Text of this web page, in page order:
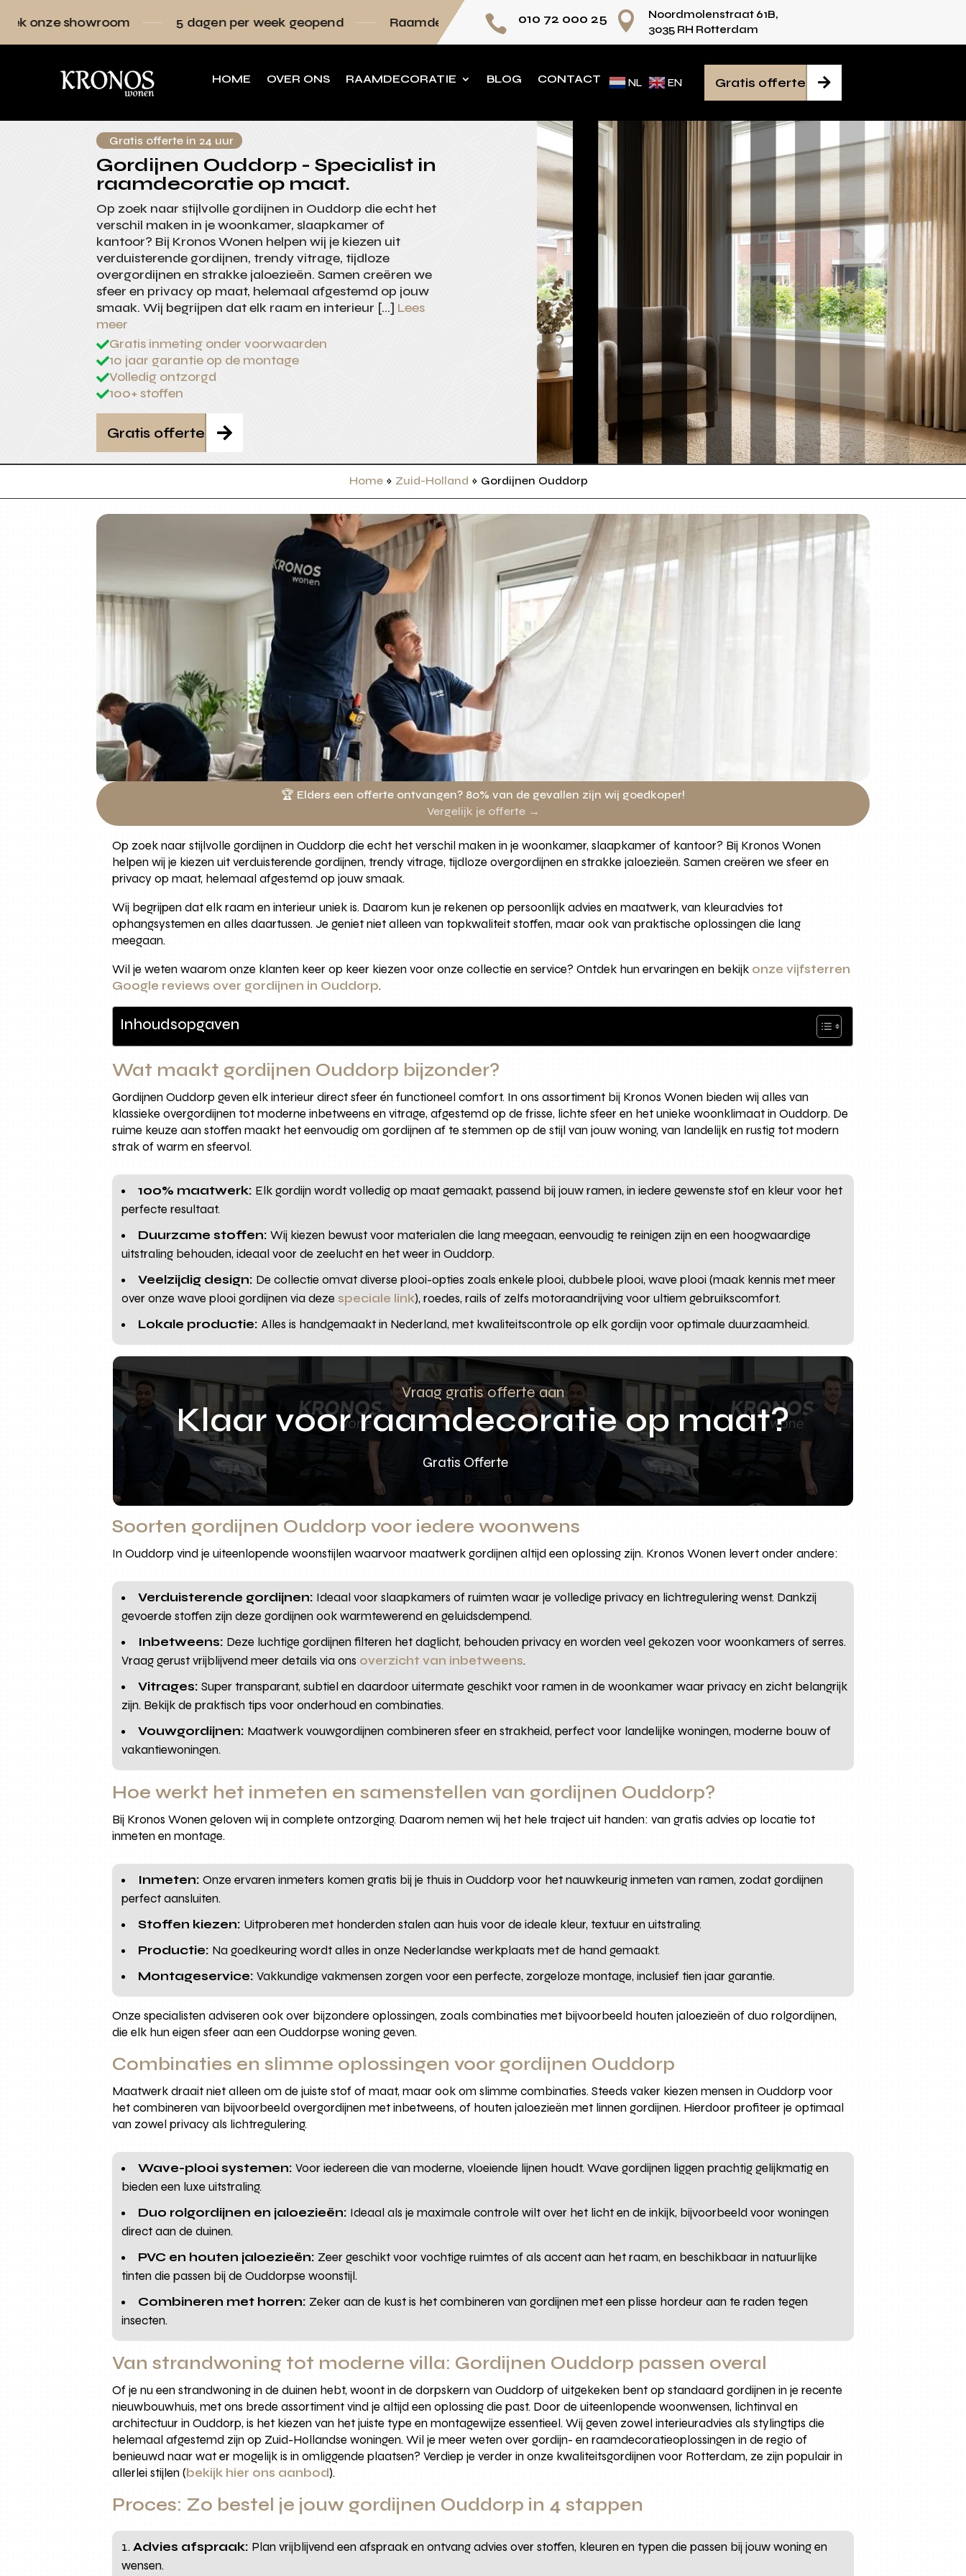
5 dagen per week geopend Raamdecoratie volledig op maat Persoonlijk advies voor iedere ruimte
 010 72 000 25 
Noordmolenstraat 61B,
3035 RH Rotterdam
HOME OVER ONS RAAMDECORATIE BLOG CONTACT NL EN 
Gratis offerte
Gratis offerte in 24 uur
Gordijnen Ouddorp - Specialist in
raamdecoratie op maat.
Op zoek naar stijlvolle gordijnen in Ouddorp die echt het
verschil maken in je woonkamer, slaapkamer of
kantoor? Bij Kronos Wonen helpen wij je kiezen uit
verduisterende gordijnen, trendy vitrage, tijdloze
overgordijnen en strakke jaloezieën. Samen creëren we
sfeer en privacy op maat, helemaal afgestemd op jouw
smaak. Wij begrijpen dat elk raam en interieur […] Lees
meer
Gratis inmeting onder voorwaarden
10 jaar garantie op de montage
Volledig ontzorgd
100+ stoffen

Gratis offerte
Home » Zuid-Holland » Gordijnen Ouddorp
🏆 Elders een offerte ontvangen? 80% van de gevallen zijn wij goedkoper!
Vergelijk je offerte →
Op zoek naar stijlvolle gordijnen in Ouddorp die echt het verschil maken in je woonkamer, slaapkamer of kantoor? Bij Kronos Wonen
helpen wij je kiezen uit verduisterende gordijnen, trendy vitrage, tijdloze overgordijnen en strakke jaloezieën. Samen creëren we sfeer en
privacy op maat, helemaal afgestemd op jouw smaak.
Wij begrijpen dat elk raam en interieur uniek is. Daarom kun je rekenen op persoonlijk advies en maatwerk, van kleuradvies tot
ophangsystemen en alles daartussen. Je geniet niet alleen van topkwaliteit stoffen, maar ook van praktische oplossingen die lang
meegaan.
Wil je weten waarom onze klanten keer op keer kiezen voor onze collectie en service? Ontdek hun ervaringen en bekijk onze vijfsterren
Google reviews over gordijnen in Ouddorp.
Inhoudsopgaven
Wat maakt gordijnen Ouddorp bijzonder?
Gordijnen Ouddorp geven elk interieur direct sfeer én functioneel comfort. In ons assortiment bij Kronos Wonen bieden wij alles van
klassieke overgordijnen tot moderne inbetweens en vitrage, afgestemd op de frisse, lichte sfeer en het unieke woonklimaat in Ouddorp. De
ruime keuze aan stoffen maakt het eenvoudig om gordijnen af te stemmen op de stijl van jouw woning, van landelijk en rustig tot modern
strak of warm en sfeervol.
100% maatwerk: Elk gordijn wordt volledig op maat gemaakt, passend bij jouw ramen, in iedere gewenste stof en kleur voor het
perfecte resultaat.
Duurzame stoffen: Wij kiezen bewust voor materialen die lang meegaan, eenvoudig te reinigen zijn en een hoogwaardige
uitstraling behouden, ideaal voor de zeelucht en het weer in Ouddorp.
Veelzijdig design: De collectie omvat diverse plooi-opties zoals enkele plooi, dubbele plooi, wave plooi (maak kennis met meer
over onze wave plooi gordijnen via dezespeciale link), roedes, rails of zelfs motoraandrijving voor ultiem gebruikscomfort.
Lokale productie: Alles is handgemaakt in Nederland, met kwaliteitscontrole op elk gordijn voor optimale duurzaamheid.
Vraag gratis offerte aan
Klaar voor raamdecoratie op maat?
Gratis Offerte
Soorten gordijnen Ouddorp voor iedere woonwens
In Ouddorp vind je uiteenlopende woonstijlen waarvoor maatwerk gordijnen altijd een oplossing zijn. Kronos Wonen levert onder andere:
Verduisterende gordijnen: Ideaal voor slaapkamers of ruimten waar je volledige privacy en lichtregulering wenst. Dankzij
gevoerde stoffen zijn deze gordijnen ook warmtewerend en geluidsdempend.
Inbetweens: Deze luchtige gordijnen filteren het daglicht, behouden privacy en worden veel gekozen voor woonkamers of serres.
Vraag gerust vrijblijvend meer details via ons overzicht van inbetweens.
Vitrages: Super transparant, subtiel en daardoor uitermate geschikt voor ramen in de woonkamer waar privacy en zicht belangrijk
zijn. Bekijk de praktisch tips voor onderhoud en combinaties.
Vouwgordijnen: Maatwerk vouwgordijnen combineren sfeer en strakheid, perfect voor landelijke woningen, moderne bouw of
vakantiewoningen.
Hoe werkt het inmeten en samenstellen van gordijnen Ouddorp?
Bij Kronos Wonen geloven wij in complete ontzorging. Daarom nemen wij het hele traject uit handen: van gratis advies op locatie tot
inmeten en montage.
Inmeten: Onze ervaren inmeters komen gratis bij je thuis in Ouddorp voor het nauwkeurig inmeten van ramen, zodat gordijnen
perfect aansluiten.
Stoffen kiezen: Uitproberen met honderden stalen aan huis voor de ideale kleur, textuur en uitstraling.
Productie: Na goedkeuring wordt alles in onze Nederlandse werkplaats met de hand gemaakt.
Montageservice: Vakkundige vakmensen zorgen voor een perfecte, zorgeloze montage, inclusief tien jaar garantie.
Onze specialisten adviseren ook over bijzondere oplossingen, zoals combinaties met bijvoorbeeld houten jaloezieën of duo rolgordijnen,
die elk hun eigen sfeer aan een Ouddorpse woning geven.
Combinaties en slimme oplossingen voor gordijnen Ouddorp
Maatwerk draait niet alleen om de juiste stof of maat, maar ook om slimme combinaties. Steeds vaker kiezen mensen in Ouddorp voor
het combineren van bijvoorbeeld overgordijnen met inbetweens, of houten jaloezieën met linnen gordijnen. Hierdoor profiteer je optimaal
van zowel privacy als lichtregulering.
Wave-plooi systemen: Voor iedereen die van moderne, vloeiende lijnen houdt. Wave gordijnen liggen prachtig gelijkmatig en
bieden een luxe uitstraling.
Duo rolgordijnen en jaloezieën: Ideaal als je maximale controle wilt over het licht en de inkijk, bijvoorbeeld voor woningen
direct aan de duinen.
PVC en houten jaloezieën: Zeer geschikt voor vochtige ruimtes of als accent aan het raam, en beschikbaar in natuurlijke
tinten die passen bij de Ouddorpse woonstijl.
Combineren met horren: Zeker aan de kust is het combineren van gordijnen met een plisse hordeur aan te raden tegen
insecten.
Van strandwoning tot moderne villa: Gordijnen Ouddorp passen overal
Of je nu een strandwoning in de duinen hebt, woont in de dorpskern van Ouddorp of uitgekeken bent op standaard gordijnen in je recente
nieuwbouwhuis, met ons brede assortiment vind je altijd een oplossing die past. Door de uiteenlopende woonwensen, lichtinval en
architectuur in Ouddorp, is het kiezen van het juiste type en montagewijze essentieel. Wij geven zowel interieuradvies als stylingtips die
helemaal afgestemd zijn op Zuid-Hollandse woningen. Wil je meer weten over gordijn- en raamdecoratieoplossingen in de regio of
benieuwd naar wat er mogelijk is in omliggende plaatsen? Verdiep je verder in onze kwaliteitsgordijnen voor Rotterdam, ze zijn populair in
allerlei stijlen (bekijk hier ons aanbod).
Proces: Zo bestel je jouw gordijnen Ouddorp in 4 stappen
Advies afspraak: Plan vrijblijvend een afspraak en ontvang advies over stoffen, kleuren en typen die passen bij jouw woning en
wensen.